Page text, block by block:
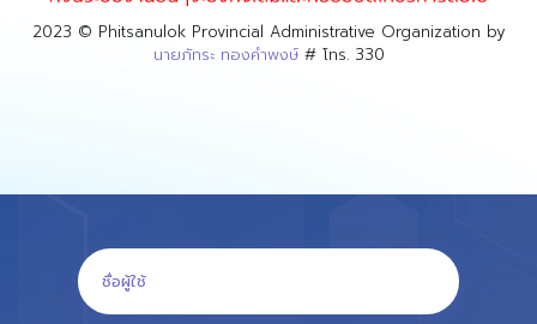
2023 © Phitsanulok Provincial Administrative Organization by
นายภัทระ ทองคำพงษ์# โทร. 330